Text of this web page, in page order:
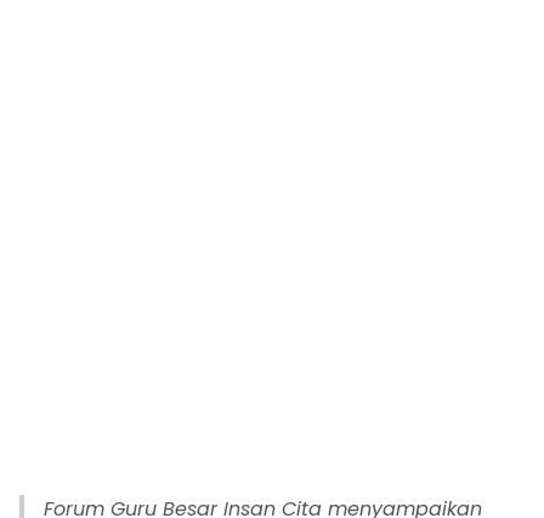
Forum Guru Besar Insan Cita menyampaikan